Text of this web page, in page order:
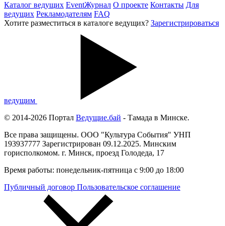
Каталог ведущих EventЖурнал О проекте Контакты Для
ведущих Рекламодателям FAQ
Хотите разместиться в каталоге ведущих? Зарегистрироваться
ведущим
© 2014-2026 Портал Ведущие.бай - Тамада в Минске.
Все права защищены. ООО "Культура События" УНП
193937777 Зарегистрирован 09.12.2025. Минским
горисполкомом. г. Минск, проезд Голодеда, 17
Время работы: понедельник-пятница с 9:00 до 18:00
Публичный договор Пользовательское соглашение